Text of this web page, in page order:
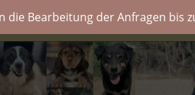
Bearbeitung der Anfragen bis